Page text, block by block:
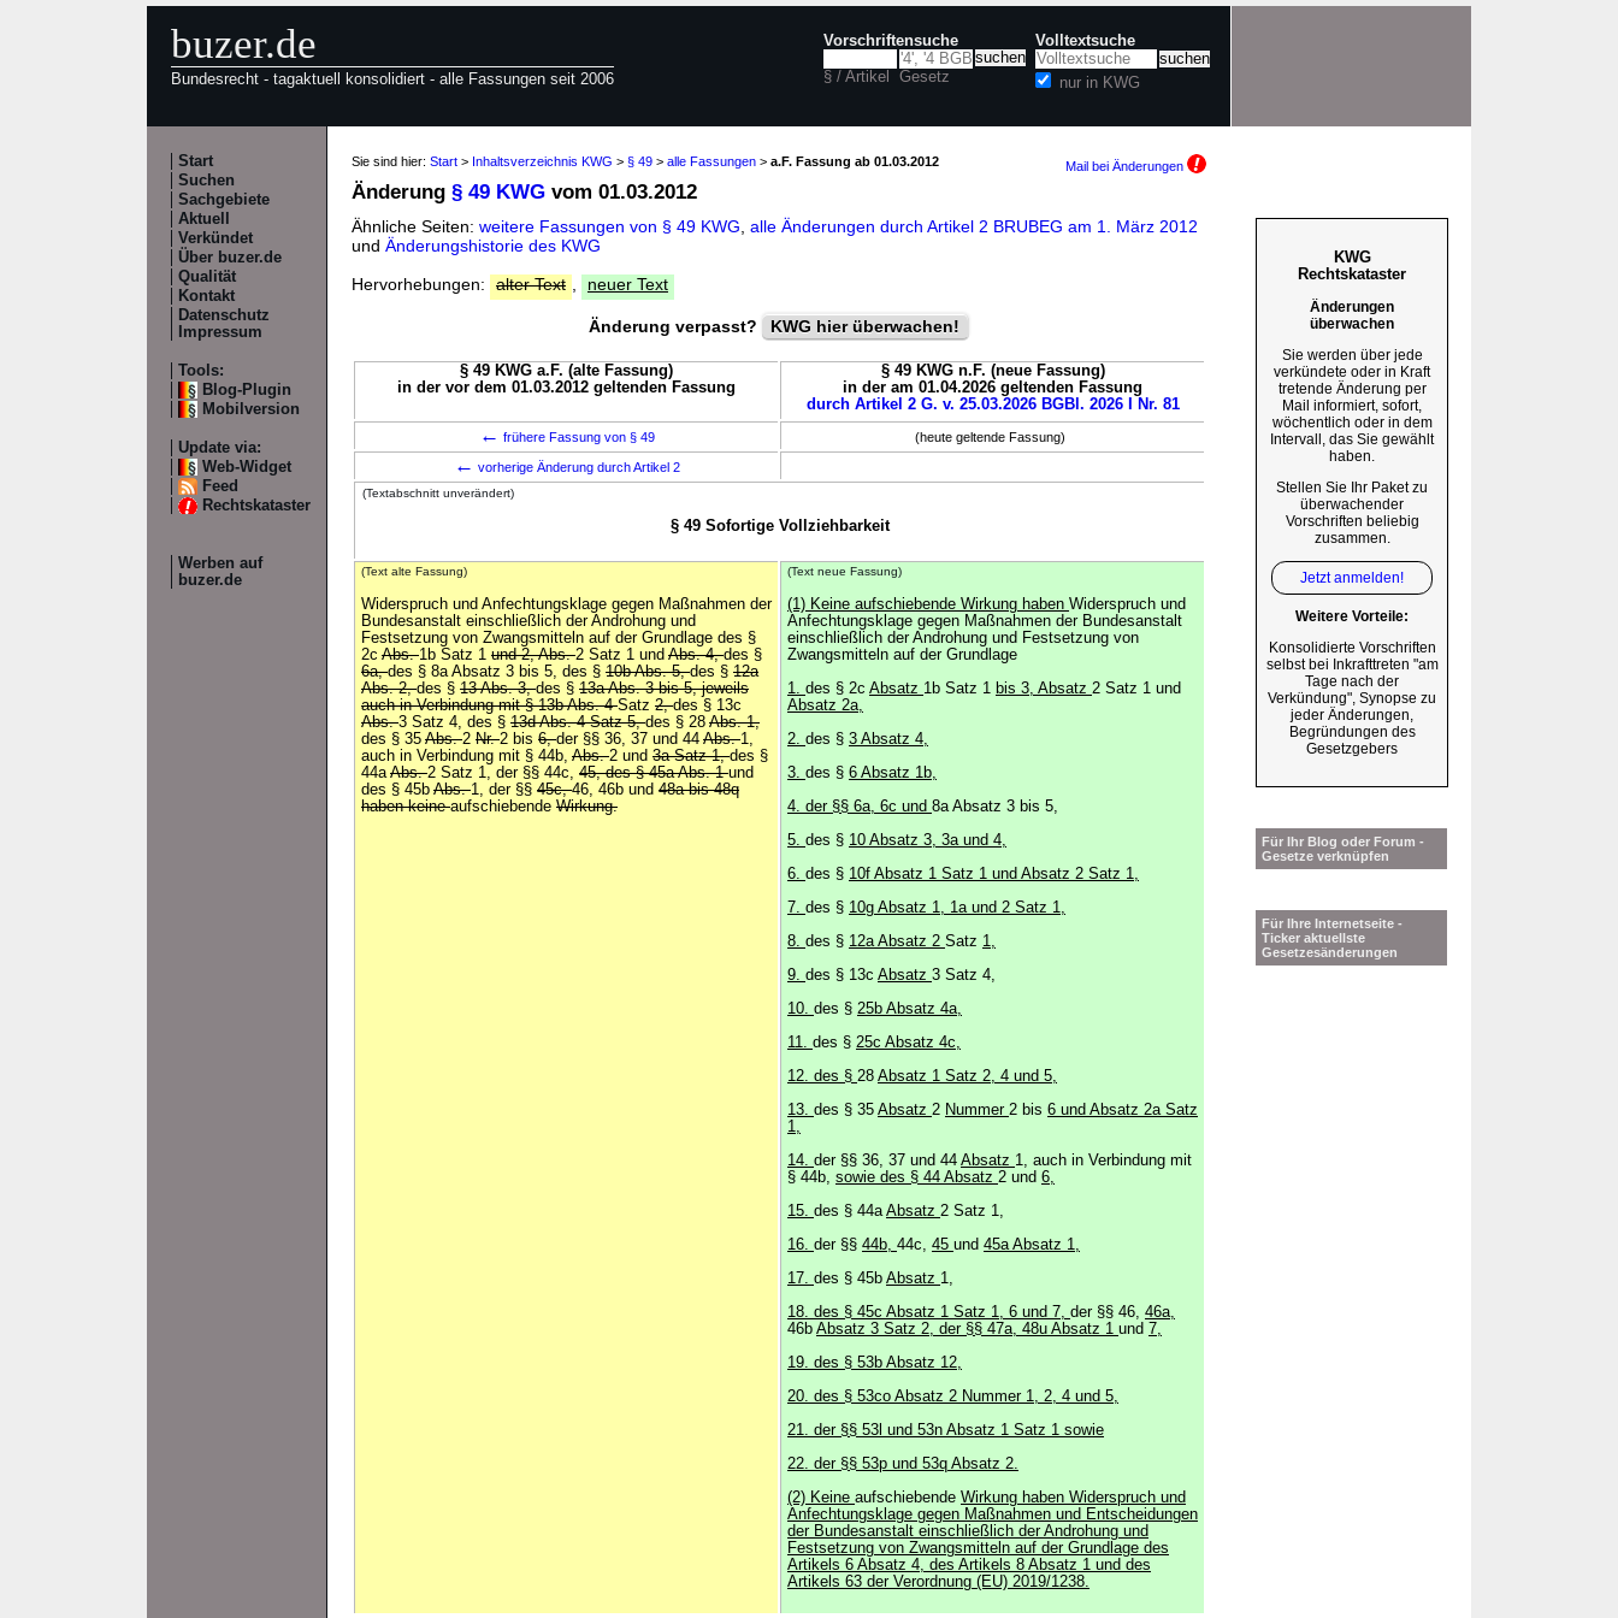
buzer.de
Bundesrecht - tagaktuell konsolidiert - alle Fassungen seit 2006
Vorschriftensuche
§ / Artikel Gesetz
Volltextsuche
nur in KWG
Start
Suchen
Sachgebiete
Aktuell
Verkündet
Über buzer.de
Qualität
Kontakt
Datenschutz
Impressum
Tools:
Blog-Plugin
Mobilversion
Update via:
Web-Widget
Feed
Rechtskataster
Werben auf
buzer.de
Sie sind hier: Start > Inhaltsverzeichnis KWG > § 49 > alle Fassungen > a.F. Fassung ab 01.03.2012 Mail bei Änderungen
Änderung § 49 KWG vom 01.03.2012
Ähnliche Seiten: weitere Fassungen von § 49 KWG alle Änderungen durch Artikel 2 BRUBEG am 1. März 2012
und Änderungshistorie des KWG
Hervorhebungen:
alter Text neuer Text
Änderung verpasst? KWG hier überwachen!
§ 49 KWG a.F. (alte Fassung)
in der vor dem 01.03.2012 geltenden Fassung
§ 49 KWG n.F. (neue Fassung)
in der am 01.04.2026 geltenden Fassung
durch Artikel 2 G. v. 25.03.2026 BGBl. 2026 I Nr. 81
← frühere Fassung von § 49 (heute geltende Fassung)
← vorherige Änderung durch Artikel 2
(Textabschnitt unverändert)
§ 49 Sofortige Vollziehbarkeit
(Text alte Fassung)
Widerspruch und Anfechtungsklage gegen Maßnahmen der
Bundesanstalt einschließlich der Androhung und
Festsetzung von Zwangsmitteln auf der Grundlage des §
2c Abs.1b Satz 1 und 2, Abs.2 Satz 1 und Abs. 4,des §
6a,des § 8a Absatz 3 bis 5, des § 10b Abs. 5,des § 12a
Abs. 2,des § 13 Abs. 3,des § 13a Abs. 3 bis 5, jeweils
auch in Verbindung mit § 13b Abs. 4Satz 2,des § 13c
Abs.3 Satz 4, des § 13d Abs. 4 Satz 5,des § 28 Abs. 1,
des § 35 Abs.2 Nr.2 bis 6,der §§ 36, 37 und 44 Abs.1,
auch in Verbindung mit § 44b, Abs.2 und 3a Satz 1,des §
44aAbs.2 Satz 1, der §§ 44c, 45, des § 45a Abs. 1und
des § 45b Abs.1, der §§ 45c,46, 46b und 48a bis 48q
haben keineaufschiebende Wirkung.
(Text neue Fassung)
(1) Keine aufschiebende Wirkung haben Widerspruch und
Anfechtungsklage gegen Maßnahmen der Bundesanstalt
einschließlich der Androhung und Festsetzung von
Zwangsmitteln auf der Grundlage
1. des § 2c Absatz 1b Satz 1 bis 3, Absatz 2 Satz 1 und
Absatz 2a,
2. des § 3 Absatz 4,
3. des § 6 Absatz 1b,
4. der §§ 6a, 6c und 8a Absatz 3 bis 5,
5. des § 10 Absatz 3, 3a und 4,
6. des § 10f Absatz 1 Satz 1 und Absatz 2 Satz 1,
7. des § 10g Absatz 1, 1a und 2 Satz 1,
8. des § 12a Absatz 2 Satz 1,
9. des § 13c Absatz 3 Satz 4,
10. des § 25b Absatz 4a,
11. des § 25c Absatz 4c,
12. des § 28 Absatz 1 Satz 2, 4 und 5,
13. des § 35 Absatz 2 Nummer 2 bis 6 und Absatz 2a Satz
1,
14. der §§ 36, 37 und 44 Absatz 1, auch in Verbindung mit
§ 44b, sowie des § 44 Absatz 2 und 6,
15. des § 44aAbsatz 2 Satz 1,
16. der §§ 44b, 44c, 45 und 45a Absatz 1,
17. des § 45b Absatz 1,
18. des § 45c Absatz 1 Satz 1, 6 und 7, der §§ 46, 46a,
46b Absatz 3 Satz 2, der §§ 47a, 48u Absatz 1 und 7,
19. des § 53b Absatz 12,
20. des § 53co Absatz 2 Nummer 1, 2, 4 und 5,
21. der §§ 53l und 53n Absatz 1 Satz 1 sowie
22. der §§ 53p und 53q Absatz 2.
(2) Keine aufschiebende Wirkung haben Widerspruch und
Anfechtungsklage gegen Maßnahmen und Entscheidungen
der Bundesanstalt einschließlich der Androhung und
Festsetzung von Zwangsmitteln auf der Grundlage des
Artikels 6 Absatz 4, des Artikels 8 Absatz 1 und des
Artikels 63 der Verordnung (EU) 2019/1238.
KWG
Rechtskataster
Änderungen
überwachen
Sie werden über jede
verkündete oder in Kraft
tretende Änderung per
Mail informiert, sofort,
wöchentlich oder in dem
Intervall, das Sie gewählt
haben.
Stellen Sie Ihr Paket zu
überwachender
Vorschriften beliebig
zusammen.
Jetzt anmelden!
Weitere Vorteile:
Konsolidierte Vorschriften
selbst bei Inkrafttreten "am
Tage nach der
Verkündung", Synopse zu
jeder Änderungen,
Begründungen des
Gesetzgebers
Für Ihr Blog oder Forum -
Gesetze verknüpfen
Für Ihre Internetseite -
Ticker aktuellste
Gesetzesänderungen